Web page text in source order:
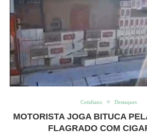
Cotidiano Destaques
MOTORISTA JOGA BITUCA
FLAGRADO COM